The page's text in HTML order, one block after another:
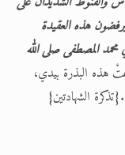
هذه العقيدة
المصطفى صلى الله
هذه البذرة بيدي،
الشهادتين}